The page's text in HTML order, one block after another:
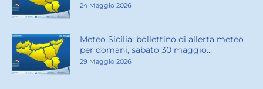
24 Maggio 2026
Meteo Sicilia: bollettino di allerta meteo
per domani, sabato 30 maggio...
29 Maggio 2026